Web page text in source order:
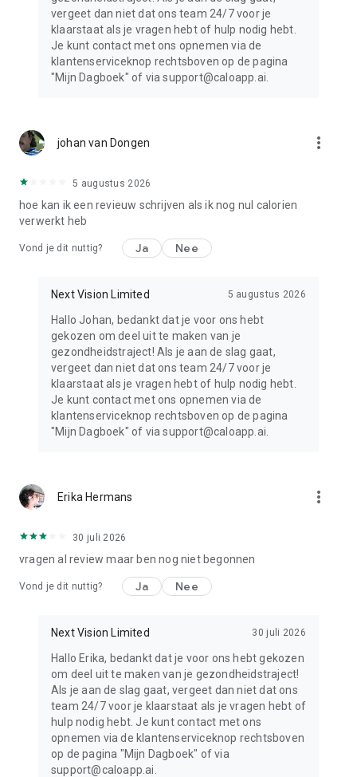
vergeet dan niet dat ons team 24/7 voor je
klaarstaat als je vragen hebt of hulp nodig hebt.
Je kunt contact met ons opnemen via de
klantenserviceknop rechtsboven op de pagina
"Mijn Dagboek" of via support@caloapp.ai.
johan van Dongen more_vert
5 augustus 2026
hoe kan ik een revieuw schrijven als ik nog nul calorien
verwerkt heb
Vond je dit nuttig? Ja Nee
Next Vision Limited 5 augustus 2026
Hallo Johan, bedankt dat je voor ons hebt
gekozen om deel uit te maken van je
gezondheidstraject! Als je aan de slag gaat,
vergeet dan niet dat ons team 24/7 voor je
klaarstaat als je vragen hebt of hulp nodig hebt.
Je kunt contact met ons opnemen via de
klantenserviceknop rechtsboven op de pagina
"Mijn Dagboek" of via support@caloapp.ai.
Erika Hermans more_vert
30 juli 2026
vragen al review maar ben nog niet begonnen
Vond je dit nuttig? Ja Nee
Next Vision Limited 30 juli 2026
Hallo Erika, bedankt dat je voor ons hebt gekozen
om deel uit te maken van je gezondheidstraject!
Als je aan de slag gaat, vergeet dan niet dat ons
team 24/7 voor je klaarstaat als je vragen hebt of
hulp nodig hebt. Je kunt contact met ons
opnemen via de klantenserviceknop rechtsboven
op de pagina "Mijn Dagboek" of via
support@caloapp.ai.